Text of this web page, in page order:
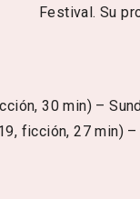
Festival. Su
30 min) –
ficción, 27 min)